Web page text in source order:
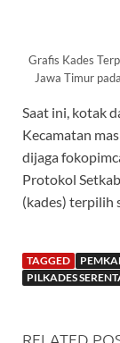
Grafis Kades
Jawa Timur
Saat ini, kotak
Kecamatan
dijaga
Protokol
(kades) terpilih
TAGGED
PILKADES